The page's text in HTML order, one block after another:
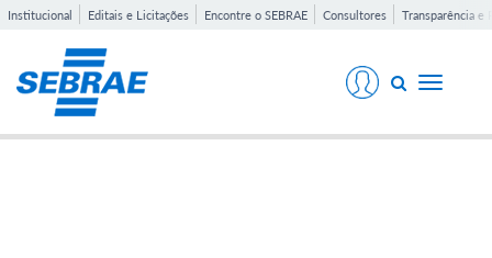
Institucional Editais e Licitações Encontre o SEBRAE Consultores Transparência e
Toggle